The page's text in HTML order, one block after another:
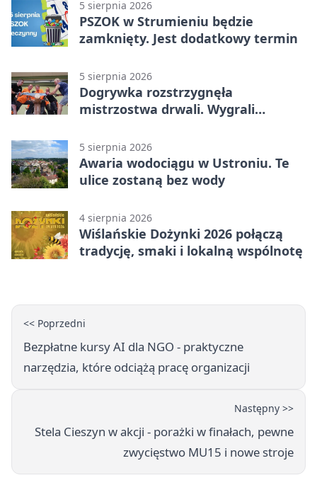
5 sierpnia 2026
PSZOK w Strumieniu będzie
zamknięty. Jest dodatkowy termin
5 sierpnia 2026
Dogrywka rozstrzygnęła
mistrzostwa drwali. Wygrali
5 sierpnia 2026
Awaria wodociągu w Ustroniu. Te
ulice zostaną bez wody
4 sierpnia 2026
Wiślańskie Dożynki 2026 połączą
tradycję, smaki i lokalną wspólnotę
<< Poprzedni
Bezpłatne kursy AI dla NGO - praktyczne
narzędzia, które odciążą pracę organizacji
Następny >>
Stela Cieszyn w akcji - porażki w finałach, pewne
zwycięstwo MU15 i nowe stroje